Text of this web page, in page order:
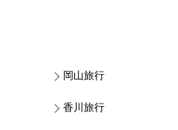
岡山旅行
香川旅行